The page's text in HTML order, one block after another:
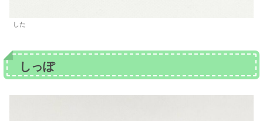
した
しっぽ